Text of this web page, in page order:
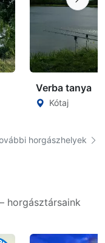
Verba tanya
Kótaj
horgászhelyek
horgásztársaink